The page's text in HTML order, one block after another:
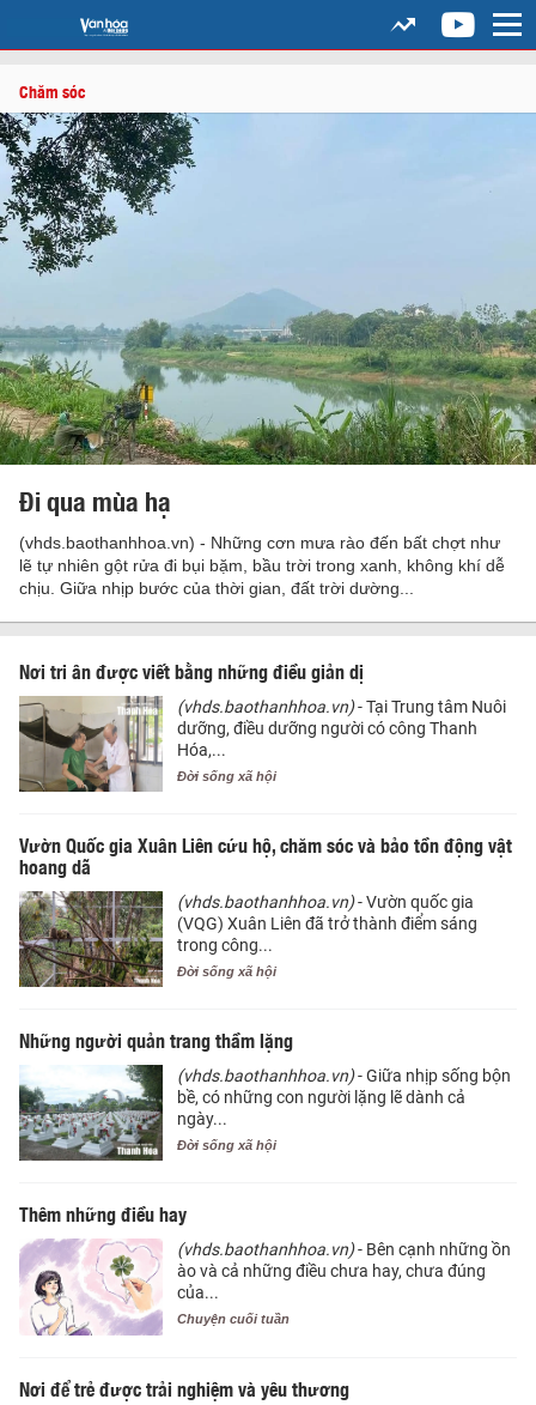
Chăm sóc
Đi qua mùa hạ
(vhds.baothanhhoa.vn) - Những cơn mưa rào đến bất chợt như
lẽ tự nhiên gột rửa đi bụi bặm, bầu trời trong xanh, không khí dễ
chịu. Giữa nhịp bước của thời gian, đất trời dường...
Nơi tri ân được viết bằng những điều giản dị
(vhds.baothanhhoa.vn)- Tại Trung tâm Nuôi
dưỡng, điều dưỡng người có công Thanh
Hóa,...
Đời sống xã hội
Vườn Quốc gia Xuân Liên cứu hộ, chăm sóc và bảo tồn động vật
hoang dã
(vhds.baothanhhoa.vn)- Vườn quốc gia
(VQG) Xuân Liên đã trở thành điểm sáng
trong công...
Đời sống xã hội
Những người quản trang thầm lặng
(vhds.baothanhhoa.vn)- Giữa nhịp sống bộn
bề, có những con người lặng lẽ dành cả
ngày...
Đời sống xã hội
Thêm những điều hay
(vhds.baothanhhoa.vn)- Bên cạnh những ồn
ào và cả những điều chưa hay, chưa đúng
của...
Chuyện cuối tuần
Nơi để trẻ được trải nghiệm và yêu thương